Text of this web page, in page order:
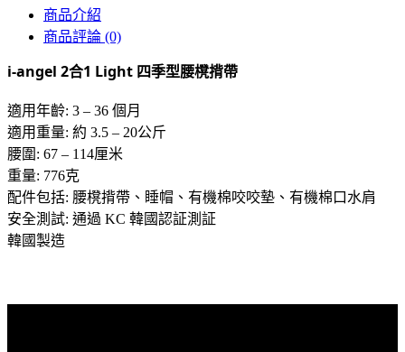
商品介紹
商品評論 (0)
i-angel 2合1 Light 四季型腰櫈揹帶
適用年齡: 3 – 36 個月
適用重量: 約 3.5 – 20公斤
腰圍: 67 – 114厘米
重量: 776克
配件包括: 腰櫈揹帶、睡帽、有機棉咬咬墊、有機棉口水肩
安全測試: 通過 KC 韓國認証測証
韓國製造